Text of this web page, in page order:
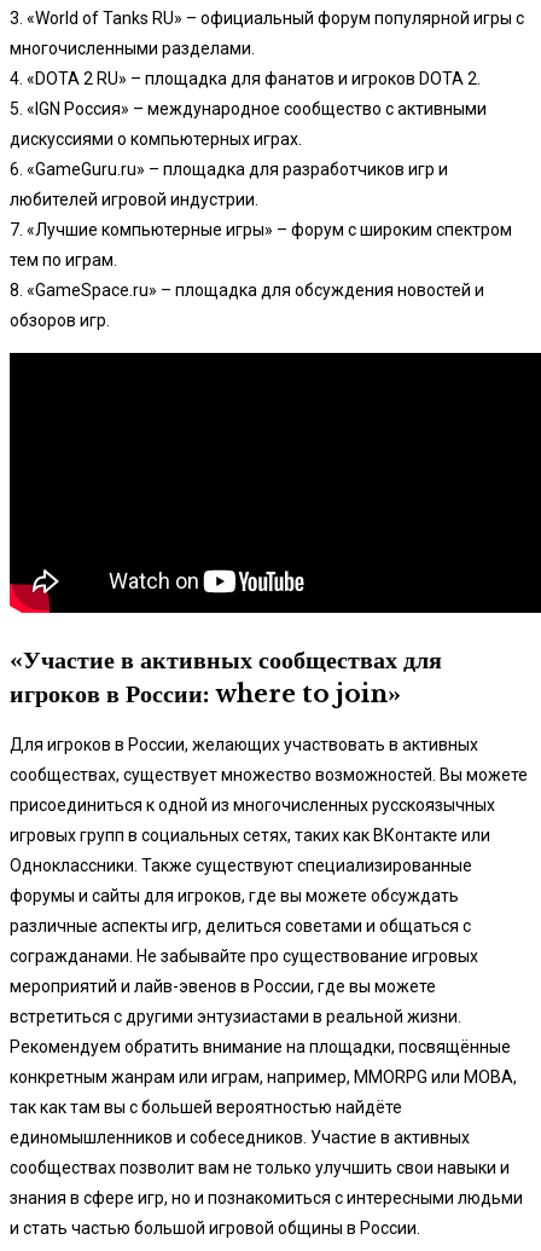
3. «World of Tanks RU» – официальный форум популярной игры с
многочисленными разделами.
4. «DOTA 2 RU» – площадка для фанатов и игроков DOTA 2.
5. «IGN Россия» – международное сообщество с активными
дискуссиями о компьютерных играх.
6. «GameGuru.ru» – площадка для разработчиков игр и
любителей игровой индустрии.
7. «Лучшие компьютерные игры» – форум с широким спектром
тем по играм.
8. «GameSpace.ru» – площадка для обсуждения новостей и
обзоров игр.
«Участие в активных сообществах для
игроков в России: where to join»
Для игроков в России, желающих участвовать в активных
сообществах, существует множество возможностей. Вы можете
присоединиться к одной из многочисленных русскоязычных
игровых групп в социальных сетях, таких как ВКонтакте или
Одноклассники. Также существуют специализированные
форумы и сайты для игроков, где вы можете обсуждать
различные аспекты игр, делиться советами и общаться с
согражданами. Не забывайте про существование игровых
мероприятий и лайв-эвенов в России, где вы можете
встретиться с другими энтузиастами в реальной жизни.
Рекомендуем обратить внимание на площадки, посвящённые
конкретным жанрам или играм, например, MMORPG или MOBA,
так как там вы с большей вероятностью найдёте
единомышленников и собеседников. Участие в активных
сообществах позволит вам не только улучшить свои навыки и
знания в сфере игр, но и познакомиться с интересными людьми
и стать частью большой игровой общины в России.